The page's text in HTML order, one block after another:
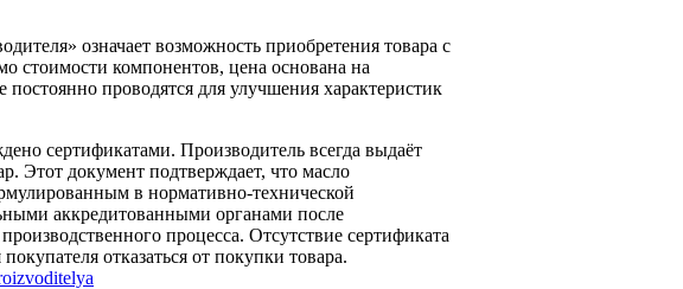
означает возможность приобретения товара с
стоимости компонентов, цена основана на
постоянно проводятся для улучшения характеристик
сертификатами. Производитель всегда выдаёт
Этот документ подтверждает, что масло
в нормативно-технической
аккредитованными органами после
процесса. Отсутствие сертификата
отказаться от покупки товара.